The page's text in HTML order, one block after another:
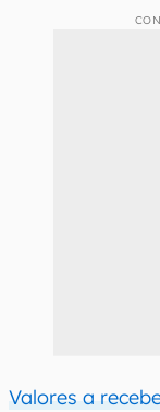
Valores a